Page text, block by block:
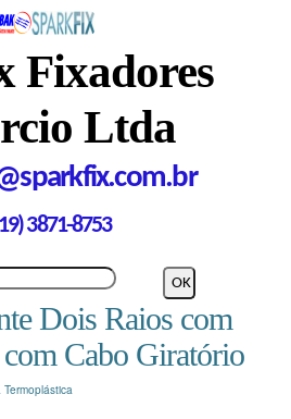
Fixadores
Ltda
3871-8753
Dois Raios com
Cabo Giratório